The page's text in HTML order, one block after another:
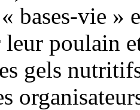
bases-vie »
leur poulain
gels